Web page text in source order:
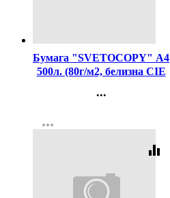
Бумага "SVETOCOPY" А4
500л. (80г/м2, белизна CIE
(Ст.5)
...
Регистрация
more_horiz
equalizer